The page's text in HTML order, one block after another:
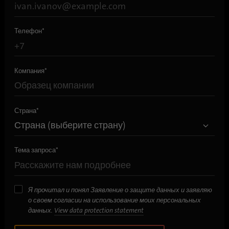
Телефон*
Компания*
Страна*
Тема запроса*
Я прочитал и понял Заявление о защите данных и заявляю
о своем согласии на использование моих персональных
данных. View data protection statement
Имя bscookie
Поставщик
Продолжительность 1 год
Цель
аутентификацию и ранее уже
входил в систему.
Имя AnalyticsSyncHistory
Поставщик .linkedin.com
Продолжительность